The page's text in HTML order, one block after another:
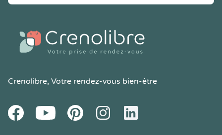
Crenolibre, Votre rendez-vous bien-être
FacebookYoutube PinteresetInstagramLinkedIn